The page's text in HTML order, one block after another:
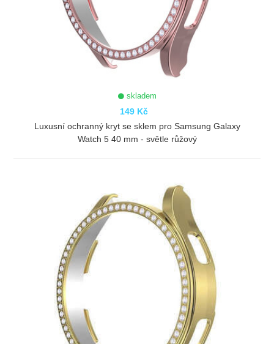
skladem
149 Kč
Luxusní ochranný kryt se sklem pro Samsung Galaxy
Watch 5 40 mm - světle růžový